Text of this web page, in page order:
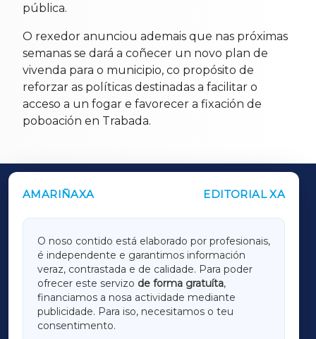
pública.
O rexedor anunciou ademais que nas próximas
semanas se dará a coñecer un novo plan de
vivenda para o municipio, co propósito de
reforzar as políticas destinadas a facilitar o
acceso a un fogar e favorecer a fixación de
poboación en Trabada.
AMARIÑAXA EDITORIAL XA
O noso contido está elaborado por profesionais,
é independente e garantimos información
veraz, contrastada e de calidade. Para poder
ofrecer este servizo de forma gratuíta,
financiamos a nosa actividade mediante
publicidade. Para iso, necesitamos o teu
consentimento.
OUTROS PERIÓDICOS
LUGOXA
TERRACHAXA